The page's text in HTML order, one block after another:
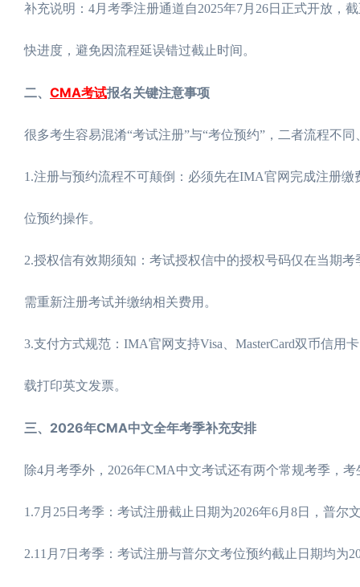
补充说明：4月考季注册通道自2025年7月26日正式开放，
快进度，避免因流程延误错过截止时间。
二、 CMA考试报名关键注意事项
很多考生容易混淆“考试注册”与“考位预约”，二者流程不
1.注册与预约流程不可颠倒：必须先在IMA官网完成注册
位预约操作。
2.授权信有效期须知：考试授权信中的授权号码仅在当期
需重新注册考试并缴纳相关费用。
3.支付方式规范：IMA官网支持Visa、MasterCard双币信用
载打印英文发票。
三、2026年CMA中文全年考季补充安排
除4月考季外，2026年CMA中文考试还有两个常规考季，
1.7月25日考季：考试注册截止日期为2026年6月8日，普尔
2.11月7日考季：考试注册与普尔文考位预约截止日期均为